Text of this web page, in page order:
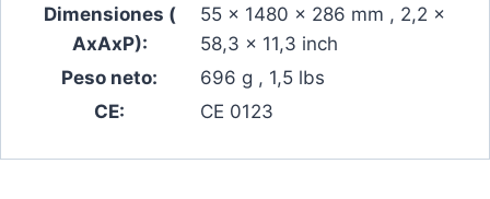
Dimensiones (
AxAxP):
55 x 1480 x 286 mm , 2,2 x
58,3 x 11,3 inch
Peso neto:
696 g , 1,5 lbs
CE:
CE 0123